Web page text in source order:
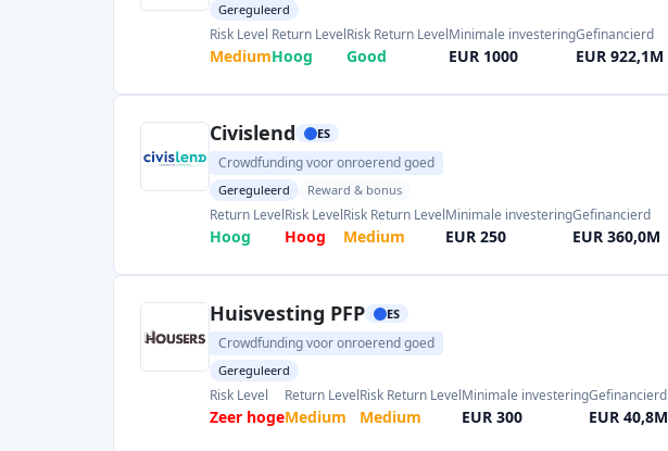
Gereguleerd
Risk Level
Medium
Return Level
Hoog
Risk Return Level
Good
Minimale investering
EUR 1000
Gefinancierd
EUR 922,1M
Civislend ES
Crowdfunding voor onroerend goed
Gereguleerd Reward & bonus
Return Level
Hoog
Risk Level
Hoog
Risk Return Level
Medium
Minimale investering
EUR 250
Gefinancierd
EUR 360,0M
Huisvesting PFP ES
Crowdfunding voor onroerend goed
Gereguleerd
Risk Level
Zeer hoge
Return Level
Medium
Risk Return Level
Medium
Minimale investering
EUR 300
Gefinancierd
EUR 40,8M